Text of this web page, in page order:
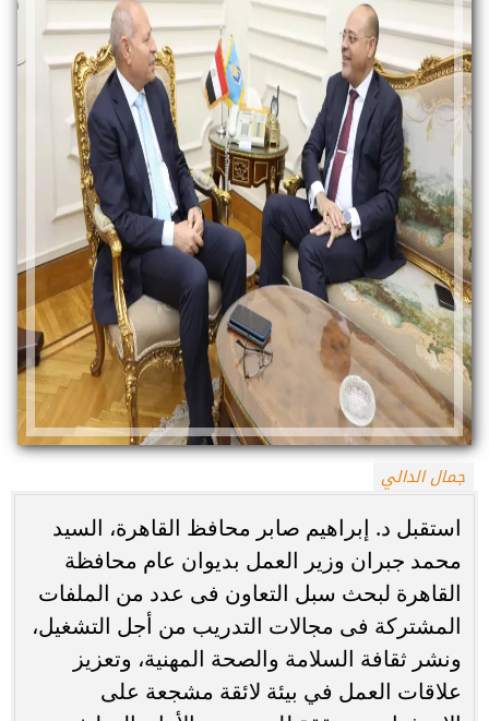
جمال الدالي
استقبل د. إبراهيم صابر محافظ القاهرة، السيد
محمد جبران وزير العمل بديوان عام محافظة
القاهرة لبحث سبل التعاون فى عدد من الملفات
المشتركة فى مجالات التدريب من أجل التشغيل،
ونشر ثقافة السلامة والصحة المهنية، وتعزيز
علاقات العمل في بيئة لائقة مشجعة على